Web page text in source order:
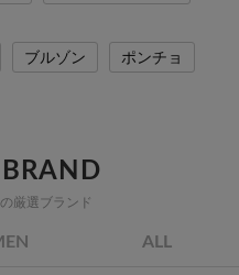
ブルゾン
ポンチョ
厳選ブランド
ALL